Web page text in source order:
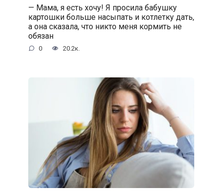
— Мама, я есть хочу! Я просила бабушку
картошки больше насыпать и котлетку дать,
а она сказала, что никто меня кормить не
обязан
0 20.2к.